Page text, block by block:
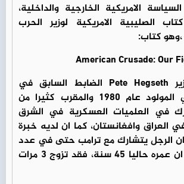
الامريكية الخارجية والداخلية،
الصليبية الامريكية لوزير الحرب
،وهو كتاب:
American Crusade: Our
ومؤلفه هو الوزير Pete Hegseth الضابط السابق في
الجيش الامريكي المولود عام 1980 والمقرب كثيرا من
في العلميات العسكرية في الشرق
العراق وافغانستان، كما ان لديه خبرة
ان الرجل يتشارك مع ترامب حتى في عدد
الزوجات ، فرغم ان عمره حاليا 45 سنة، فقد تزوج 3 مرات